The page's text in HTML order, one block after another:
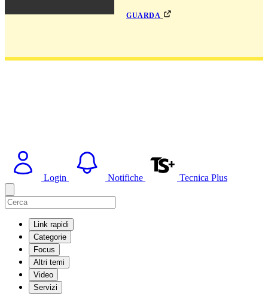
guarda
Login Notifiche Tecnica Plus
Link rapidi
Categorie
Focus
Altri temi
Video
Servizi